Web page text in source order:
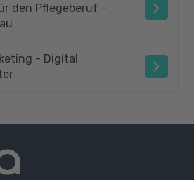
den Pflegeberuf -
- Digital